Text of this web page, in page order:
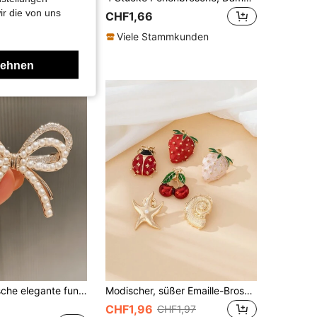
CHF1,66
Viele Stammkunden
1 Stück modische elegante funkelnde doppellagige Schleifenbrosche, vielseitiges elegantes Kleidungsaccessoire mit Perlen, Strass und geometrischer Nadel für die Schule
Modischer, süßer Emaille-Broschüren-Set aus Legierung mit Erdbeere, Kirsche, Marienkäfer, Kürbis und Schnecken-Seestern als Valentinstag, Valentinskleid-Accessoires, Anstecknadel für Kleidung, Tasche, Schule, Büro, Hemden, Jacken, Weihnachten, Halloween, Kostümzubehör, Taschencharms, Geschenke für Lehrer
CHF1,96 CHF1,97
die von uns